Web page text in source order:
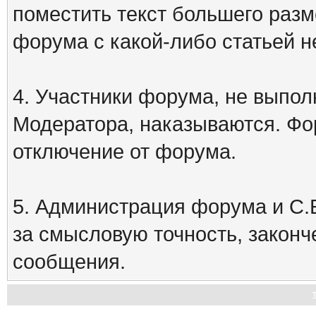
поместить текст большего
форума с какой-либо статьей
4. Участники форума, не
Модератора, наказываются.
отключение от форума.
5. Администрация форума и
за смысловую точность,
сообщения.